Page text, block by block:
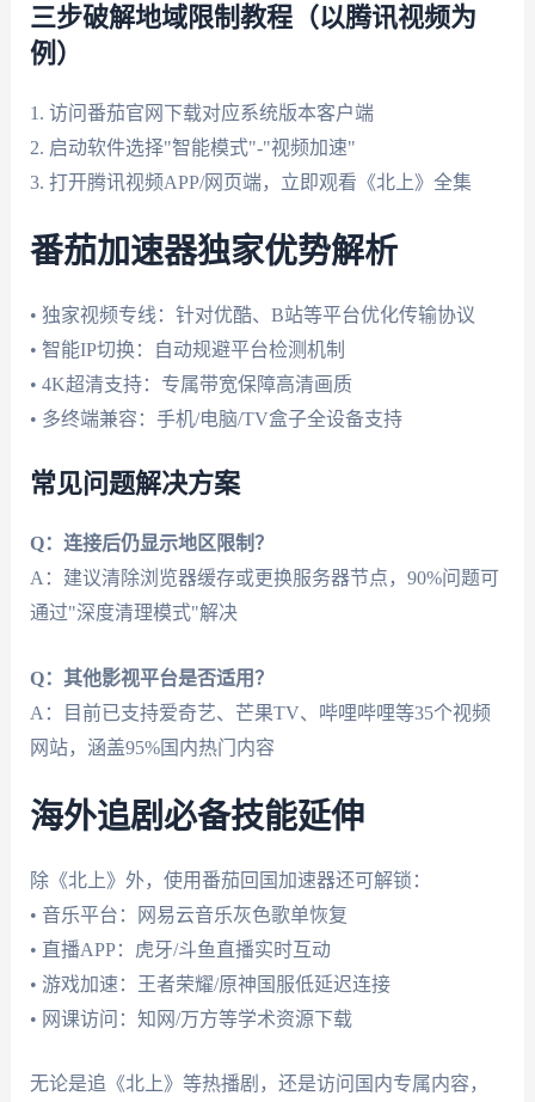
三步破解地域限制教程（以腾讯视频为
例）
1. 访问番茄官网下载对应系统版本客户端
2. 启动软件选择"智能模式"-"视频加速"
3. 打开腾讯视频APP/网页端，立即观看《北上》全集
番茄加速器独家优势解析
• 独家视频专线：针对优酷、B站等平台优化传输协议
• 智能IP切换：自动规避平台检测机制
• 4K超清支持：专属带宽保障高清画质
• 多终端兼容：手机/电脑/TV盒子全设备支持
常见问题解决方案
Q：连接后仍显示地区限制？
A：建议清除浏览器缓存或更换服务器节点，90%问题可
通过"深度清理模式"解决
Q：其他影视平台是否适用？
A：目前已支持爱奇艺、芒果TV、哔哩哔哩等35个视频
网站，涵盖95%国内热门内容
海外追剧必备技能延伸
除《北上》外，使用番茄回国加速器还可解锁：
• 音乐平台：网易云音乐灰色歌单恢复
• 直播APP：虎牙/斗鱼直播实时互动
• 游戏加速：王者荣耀/原神国服低延迟连接
• 网课访问：知网/万方等学术资源下载
无论是追《北上》等热播剧，还是访问国内专属内容，